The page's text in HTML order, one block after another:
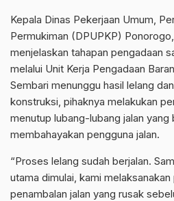
Kepala Dinas Pekerjaan Umum,
Permukiman (DPUPKP)
menjelaskan tahapan pengadaan
melalui Unit Kerja Pengadaan
Sembari menunggu hasil lelang
konstruksi, pihaknya melakukan
menutup lubang-lubang jalan yang
membahayakan pengguna jalan.
“Proses lelang sudah berjalan.
utama dimulai, kami
penambalan jalan yang rusak